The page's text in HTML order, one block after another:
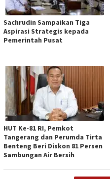
Sachrudin Sampaikan Tiga
Aspirasi Strategis kepada
Pemerintah Pusat
HUT Ke-81 RI, Pemkot
Tangerang dan Perumda Tirta
Benteng Beri Diskon 81 Persen
Sambungan Air Bersih